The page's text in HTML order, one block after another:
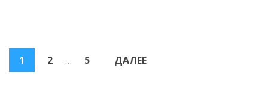
Пагинация
1 2 … 5 ДАЛЕЕ